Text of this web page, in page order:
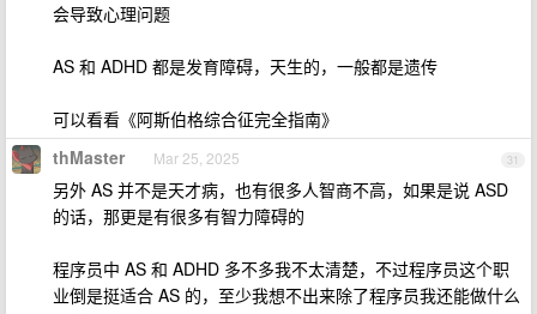
会导致心理问题
AS 和 ADHD 都是发育障碍，天生的，一般都是遗传
可以看看《阿斯伯格综合征完全指南》
31
thMaster Mar 25, 2025
另外 AS 并不是天才病，也有很多人智商不高，如果是说 ASD
的话，那更是有很多有智力障碍的
程序员中 AS 和 ADHD 多不多我不太清楚，不过程序员这个职
业倒是挺适合 AS 的，至少我想不出来除了程序员我还能做什么